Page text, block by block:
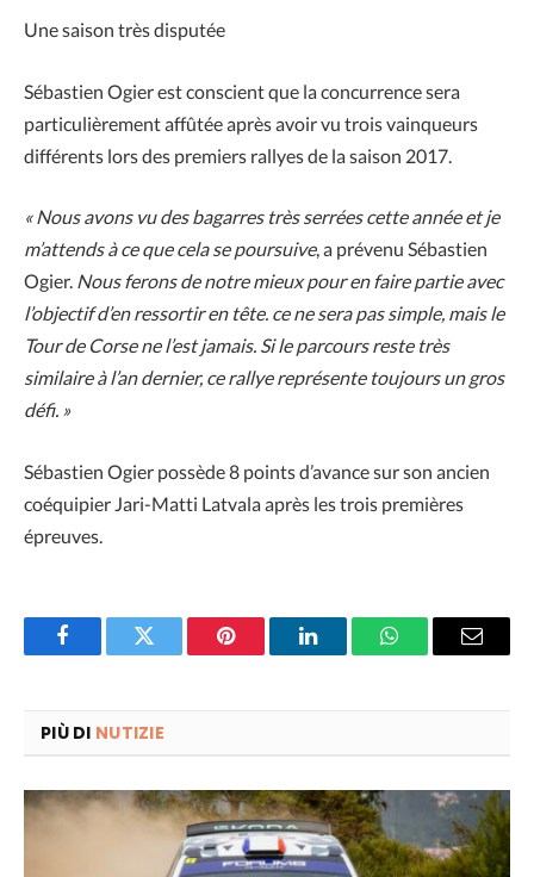
Une saison très disputée
Sébastien Ogier est conscient que la concurrence sera
particulièrement affûtée après avoir vu trois vainqueurs
différents lors des premiers rallyes de la saison 2017.
« Nous avons vu des bagarres très serrées cette année et je
m’attends à ce que cela se poursuive, a prévenu Sébastien
Ogier. Nous ferons de notre mieux pour en faire partie avec
l’objectif d’en ressortir en tête. ce ne sera pas simple, mais le
Tour de Corse ne l’est jamais. Si le parcours reste très
similaire à l’an dernier, ce rallye représente toujours un gros
défi. »
Sébastien Ogier possède 8 points d’avance sur son ancien
coéquipier Jari-Matti Latvala après les trois premières
épreuves.
FacebookTwitter Pinterest LinkedInWhatsAppEmail
PIÙ DI NUTIZIE